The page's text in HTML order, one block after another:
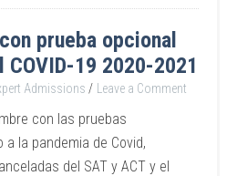
prueba opcional
COVID-19 2020-2021
Admissions Leave a Comment
con las pruebas
la pandemia de Covid,
del SAT y ACT y el